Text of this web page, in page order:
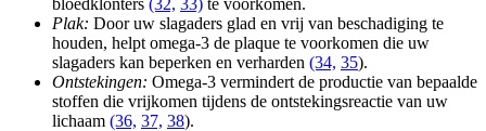
Plak: Door uw slagaders glad en vrij van beschadiging te
houden, helpt omega-3 de plaque te voorkomen die uw
slagaders kan beperken en verharden (34, 35).
Ontstekingen: Omega-3 vermindert de productie van bepaalde
stoffen die vrijkomen tijdens de ontstekingsreactie van uw
lichaam (36, 37, 38).